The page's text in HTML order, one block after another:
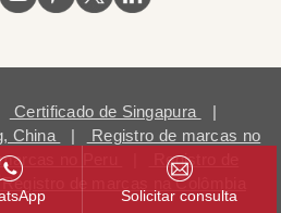
Certificado de Singapura
|
China
|
Registro de marcas no
no Peru
Registro de
de marcas na Colômbia
Solicitar consulta